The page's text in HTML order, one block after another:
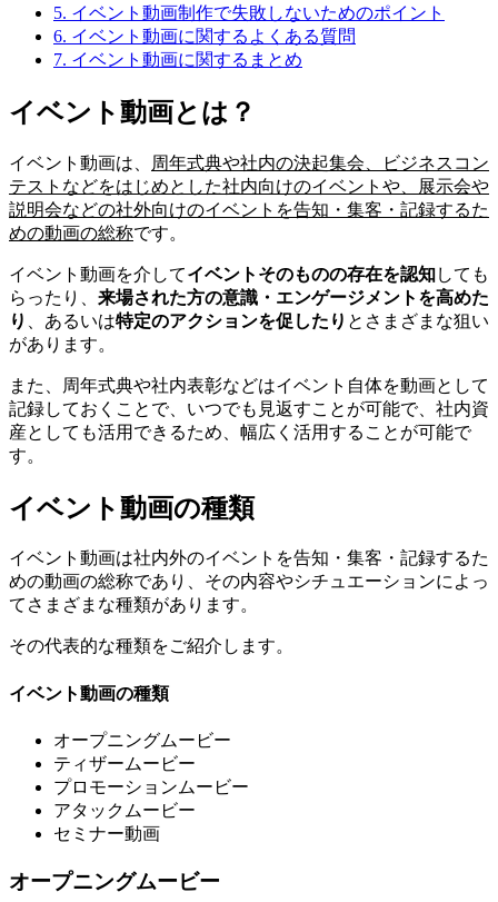
5. イベント動画制作で失敗しないためのポイント
6. イベント動画に関するよくある質問
7. イベント動画に関するまとめ
イベント動画とは？
イベント動画は、
周年式典や社内の決起集会、ビジネスコン
テストなどをはじめとした社内向けのイベントや、展示会や
説明会などの社外向けのイベントを告知・集客・記録するた
めの動画の総称です。
イベント動画を介してイベントそのものの存在を認知しても
らったり、 来場された方の意識・エンゲージメントを高めた
り
、あるいは特定のアクションを促したり とさまざまな狙い
があります。
また、周年式典や社内表彰などはイベント自体を動画として
記録しておくことで、いつでも見返すことが可能で、社内資
産としても活用できるため、幅広く活用することが可能で
す。
イベント動画の種類
イベント動画は社内外のイベントを告知・集客・記録するた
めの動画の総称であり、その内容やシチュエーションによっ
てさまざまな種類があります。
その代表的な種類をご紹介します。
イベント動画の種類
オープニングムービー
ティザームービー
プロモーションムービー
アタックムービー
セミナー動画
オープニングムービー